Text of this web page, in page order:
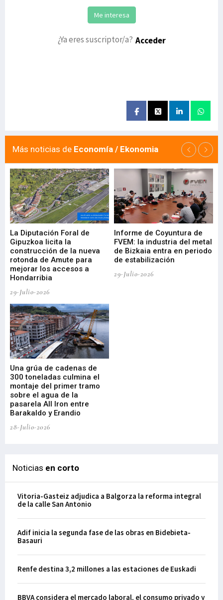
Me interesa
¿Ya eres suscriptor/a? Acceder
Más noticias de Economía / Ekonomia
La Diputación Foral de
Gipuzkoa licita la
construcción de la nueva
rotonda de Amute para
mejorar los accesos a
Hondarribia
29-Julio-2026
Informe de Coyuntura de
FVEM: la industria del metal
de Bizkaia entra en periodo
de estabilización
29-Julio-2026
Una grúa de cadenas de
300 toneladas culmina el
montaje del primer tramo
sobre el agua de la
pasarela All Iron entre
Barakaldo y Erandio
28-Julio-2026
Noticias en corto
Vitoria-Gasteiz adjudica a Balgorza la reforma integral
de la calle San Antonio
Adif inicia la segunda fase de las obras en Bidebieta-
Basauri
Renfe destina 3,2 millones a las estaciones de Euskadi
BBVA considera el mercado laboral, el consumo privado y